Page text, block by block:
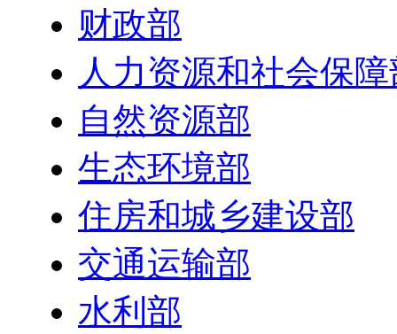
财政部
人力资源和社会保
自然资源部
生态环境部
住房和城乡建设部
交通运输部
水利部